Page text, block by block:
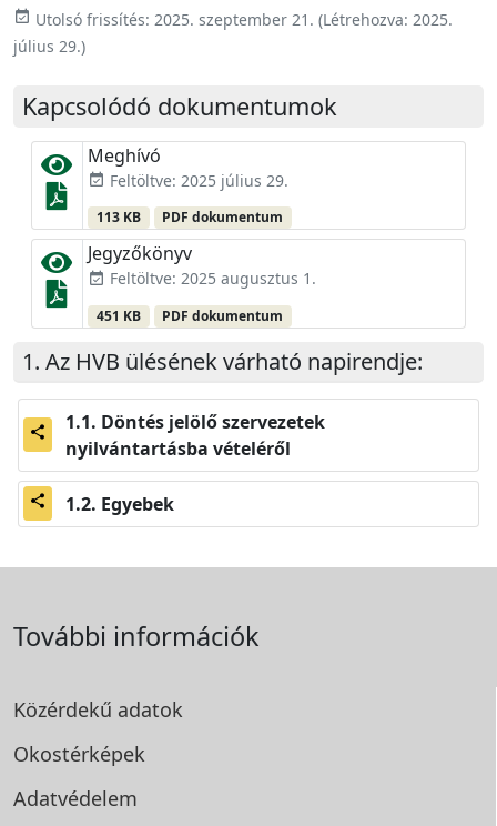
event_available Utolsó frissítés: 2025. szeptember 21. (Létrehozva: 2025.
július 29.)
Kapcsolódó dokumentumok
Meghívó
event_available Feltöltve: 2025 július 29.
113 KB PDF dokumentum
Jegyzőkönyv
event_available Feltöltve: 2025 augusztus 1.
451 KB PDF dokumentum
Az HVB ülésének várható napirendje:
share
Döntés jelölő szervezetek
nyilvántartásba vételéről
share Egyebek
További információk
Közérdekű adatok
Okostérképek
Adatvédelem